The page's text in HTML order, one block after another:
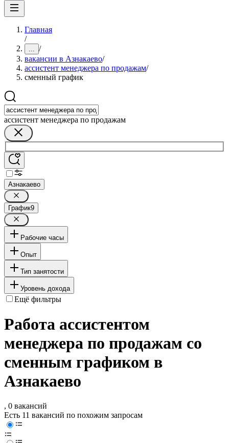
Главная
/
... /
вакансии в Азнакаево/
ассистент менеджера по продажам/
сменный график
ассистент менеджера по продажам
Азнакаево
График9
Рабочие часы
Опыт
Тип занятости
Уровень дохода
Ещё фильтры
Работа ассистентом
менеджера по продажам со
сменным графиком в
Азнакаево
, 0 вакансий
Есть 11 вакансий по похожим запросам